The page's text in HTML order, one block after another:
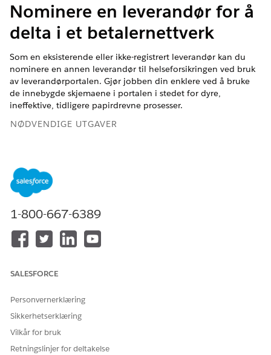
Nominere en leverandør for å
delta i et betalernettverk
Som en eksisterende eller ikke-registrert leverandør kan du
nominere en annen leverandør til helseforsikringen ved bruk
av leverandørportalen. Gjør jobben din enklere ved å bruke
de innebygde skjemaene i portalen i stedet for dyre,
ineffektive, tidligere papirdrevne prosesser.
NØDVENDIGE UTGAVER
Tilgjengelig i
Cloud
NØDVENDIGE BRUKERTILLATELSER
For å nominere
leverandører:
Skriv inn grunnleggende informasjon som den utpekte
leverandørens navn, adresse og spesialfelt.
1-800-667-6389
SALESFORCE
Personvernerklæring
Sikkerhetserklæring
Vilkår for bruk
Retningslinjer for deltakelse